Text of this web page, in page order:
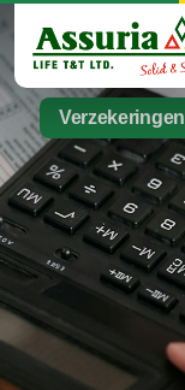
Verzekeringen